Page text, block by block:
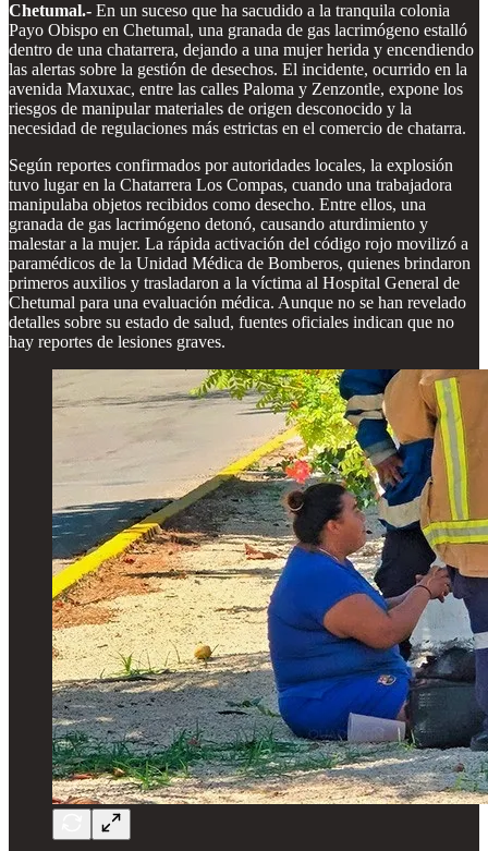
Chetumal.- En un suceso que ha sacudido a la tranquila colonia
Payo Obispo en Chetumal, una granada de gas lacrimógeno estalló
dentro de una chatarrera, dejando a una mujer herida y encendiendo
las alertas sobre la gestión de desechos. El incidente, ocurrido en la
avenida Maxuxac, entre las calles Paloma y Zenzontle, expone los
riesgos de manipular materiales de origen desconocido y la
necesidad de regulaciones más estrictas en el comercio de chatarra.
Según reportes confirmados por autoridades locales, la explosión
tuvo lugar en la Chatarrera Los Compas, cuando una trabajadora
manipulaba objetos recibidos como desecho. Entre ellos, una
granada de gas lacrimógeno detonó, causando aturdimiento y
malestar a la mujer. La rápida activación del código rojo movilizó a
paramédicos de la Unidad Médica de Bomberos, quienes brindaron
primeros auxilios y trasladaron a la víctima al Hospital General de
Chetumal para una evaluación médica. Aunque no se han revelado
detalles sobre su estado de salud, fuentes oficiales indican que no
hay reportes de lesiones graves.